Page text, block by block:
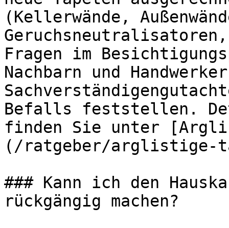
(Kellerwände,
Fragen im
Nachbarn und
Befalls feststellen.
finden Sie unter
(/ratgeber/arglistige-
### Kann ich den
rückgängig machen?